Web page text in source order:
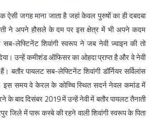
ऐसी जगह माना जाता है जहां केवल पुरुषों का ही दबदबा
ने अपने हौसले के दम पर इस क्षेत्र में भी अपने कदम
लेफ्टिनेंट शिवांगी स्‍वरूप ने जब नेवी ज्वाइन की तो
उन्हें कमीशंड ऑफिसर का ओहदा प्राप्त है और वे नेवी
बतौर पायलट सब-लेफ्टिनेंट शिवांगी डॉर्नियर सर्विलांस
इस समय वे केरल के कोच्चि स्थित सदर्न नेवल कमांड में
के बाद दिसंबर 2019 में उन्हें नेवी में बतौर पायलट तैनाती
जिले में पारू कस्बे की रहने वाली शिवांगी स्वरूप के पिता